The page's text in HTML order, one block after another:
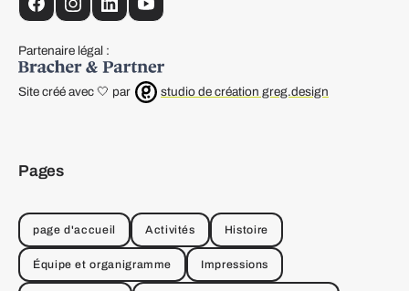
facebookinstagram
linkedinYouTube
Partenaire légal :
Site créé avec 🤍 par studio de création greg.design
Pages
page d'accueil Activités Histoire
Équipe et organigramme Impressions